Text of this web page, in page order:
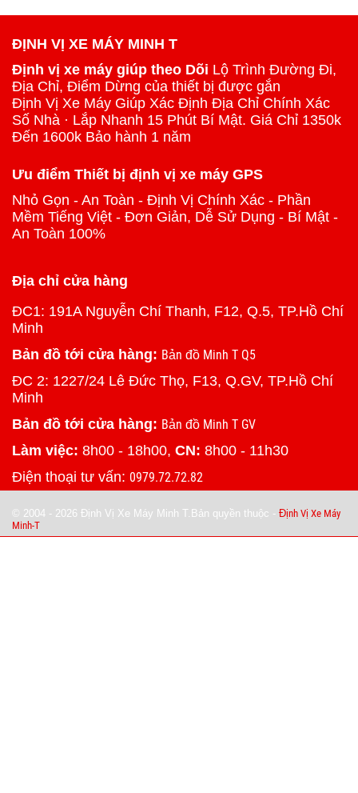
ĐỊNH VỊ XE MÁY MINH T
Định vị xe máy giúp theo Dõi Lộ Trình Đường Đi,
Địa Chỉ, Điểm Dừng của thiết bị được gắn
Định Vị Xe Máy Giúp Xác Định Địa Chỉ Chính Xác
Số Nhà · Lắp Nhanh 15 Phút Bí Mật. Giá Chỉ 1350k
Đến 1600k Bảo hành 1 năm
Ưu điểm Thiết bị định vị xe máy GPS
Nhỏ Gọn - An Toàn - Định Vị Chính Xác - Phần
Mềm Tiếng Việt - Đơn Giản, Dễ Sử Dụng - Bí Mật -
An Toàn 100%
Địa chỉ cửa hàng
ĐC1: 191A Nguyễn Chí Thanh, F12, Q.5, TP.Hồ Chí
Minh
Bản đồ tới cửa hàng: Bản đồ Minh T Q5
ĐC 2: 1227/24 Lê Đức Thọ, F13, Q.GV, TP.Hồ Chí
Minh
Bản đồ tới cửa hàng: Bản đồ Minh T GV
Làm việc: 8h00 - 18h00, CN: 8h00 - 11h30
Điện thoại tư vấn: 0979.72.72.82
© 2004 - 2026 Định Vị Xe Máy Minh T.Bản quyền thuộc - Định Vị Xe Máy
Minh-T